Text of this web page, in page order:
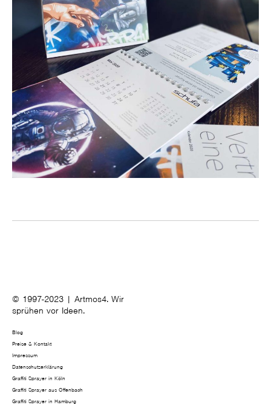
© 1997-2023 | Artmos4. Wir
sprühen vor Ideen.
Blog
Preise & Kontakt
Impressum
Datenschutzerklärung
Graffiti Sprayer in Köln
Graffiti Sprayer aus Offenbach
Graffiti Sprayer in Hamburg